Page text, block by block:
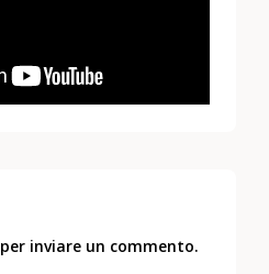
per inviare un commento.